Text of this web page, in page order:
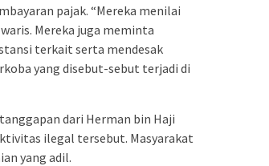
pajak. “Mereka menilai
Mereka juga meminta
terkait serta mendesak
yang disebut-sebut terjadi di
dari Herman bin Haji
ilegal tersebut. Masyarakat
yang adil.